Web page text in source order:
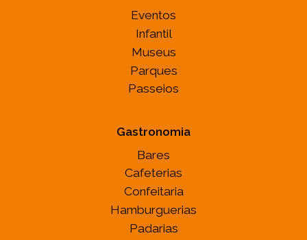
Eventos
Infantil
Museus
Parques
Passeios
Gastronomia
Bares
Cafeterias
Confeitaria
Hamburguerias
Padarias